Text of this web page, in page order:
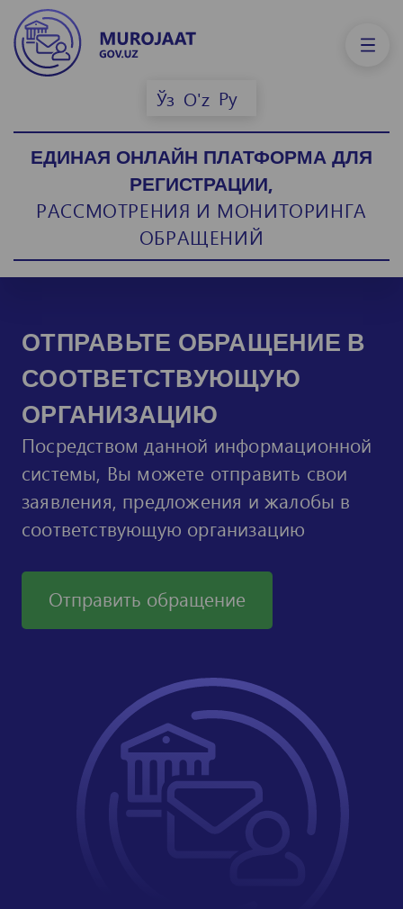
ЕДИНАЯ ОНЛАЙН ПЛАТФОРМА ДЛЯ
РЕГИСТРАЦИИ,
РАССМОТРЕНИЯ И МОНИТОРИНГА
ОБРАЩЕНИЙ
Ўз O'z Ру
ОТПРАВЬТЕ ОБРАЩЕНИЕ В
СООТВЕТСТВУЮЩУЮ
ОРГАНИЗАЦИЮ
Посредством данной информационной
системы, Вы можете отправить свои
заявления, предложения и жалобы в
соответствующую организацию
Отправить обращение